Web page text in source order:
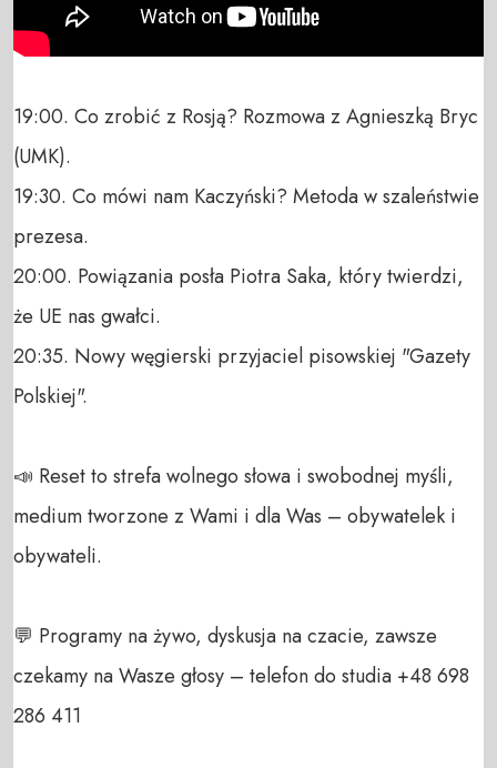
19:00. Co zrobić z Rosją? Rozmowa z Agnieszką Bryc
(UMK).
19:30. Co mówi nam Kaczyński? Metoda w szaleństwie
prezesa.
20:00. Powiązania posła Piotra Saka, który twierdzi,
że UE nas gwałci.
20:35. Nowy węgierski przyjaciel pisowskiej "Gazety
Polskiej".
📣 Reset to strefa wolnego słowa i swobodnej myśli,
medium tworzone z Wami i dla Was – obywatelek i
obywateli.
💬 Programy na żywo, dyskusja na czacie, zawsze
czekamy na Wasze głosy – telefon do studia +48 698
286 411